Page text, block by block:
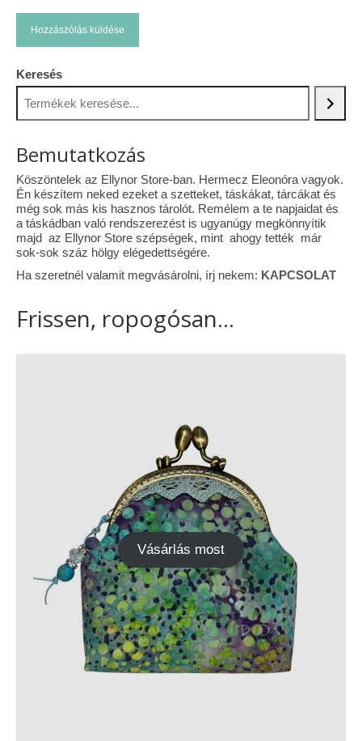
Keresés
Bemutatkozás
Köszöntelek az Ellynor Store-ban. Hermecz Eleonóra vagyok.
Én készítem neked ezeket a szetteket, táskákat, tárcákat és
még sok más kis hasznos tárolót. Remélem a te napjaidat és
a táskádban való rendszerezést is ugyanúgy megkönnyítik
majd az Ellynor Store szépségek, mint ahogy tették már
sok-sok száz hölgy elégedettségére.
Ha szeretnél valamit megvásárolni, írj nekem: KAPCSOLAT
Frissen, ropogósan...
Vásárlás most